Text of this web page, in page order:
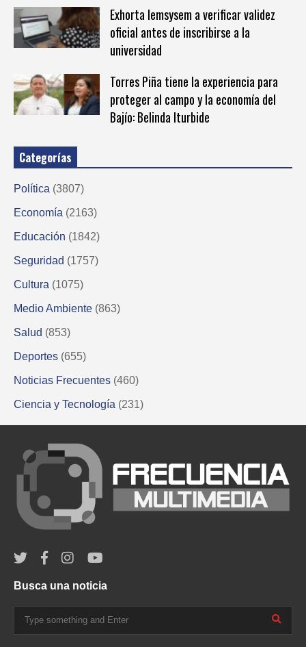
Exhorta Iemsysem a verificar validez
oficial antes de inscribirse a la
universidad
Torres Piña tiene la experiencia para
proteger al campo y la economía del
Bajío: Belinda Iturbide
Categorías
Política (3807)
Economía (2163)
Educación (1842)
Seguridad (1757)
Cultura (1075)
Medio Ambiente (863)
Salud (853)
Deportes (655)
Noticias Frecuentes (460)
Ciencia y Tecnología (231)
Busca una noticia